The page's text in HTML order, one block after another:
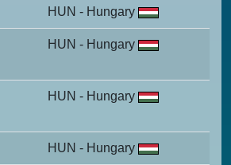
HUN - Hungary
HUN - Hungary
HUN - Hungary
HUN - Hungary